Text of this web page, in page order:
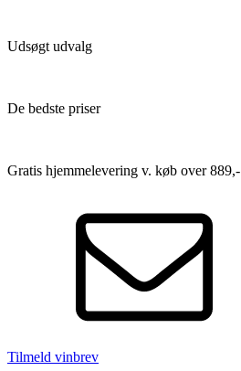
Udsøgt udvalg
De bedste priser
Gratis hjemmelevering v. køb over 889,-
Tilmeld vinbrev